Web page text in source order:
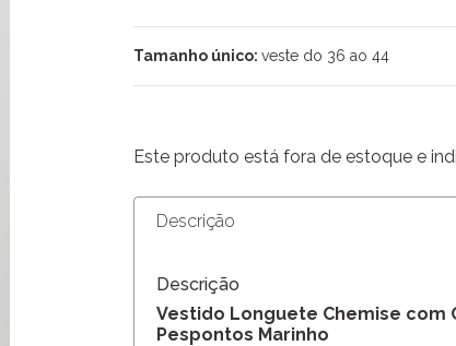
Tamanho único: veste do 36 ao 44
Este produto está fora de estoque e
Descrição
Descrição
Vestido Longuete Chemise com
Pespontos Marinho